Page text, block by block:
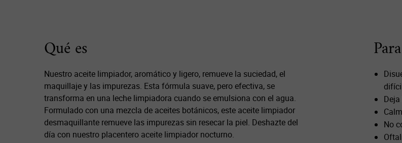
PDP Description SectionQué es
Nuestro aceite limpiador, aromático y ligero, remueve la suciedad, el
maquillaje y las impurezas. Esta fórmula suave, pero efectiva, se
transforma en una leche limpiadora cuando se emulsiona con el agua.
Formulado con una mezcla de aceites botánicos, este aceite limpiador
desmaquillante remueve las impurezas sin resecar la piel. Deshazte del
día con nuestro placentero aceite limpiador nocturno.
No